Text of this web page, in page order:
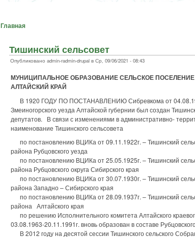
Главная
Тишинский сельсовет
Опубликовано admin-radmin-drupal в Ср, 09/06/2021 - 08:43
МУНИЦИПАЛЬНОЕ ОБРАЗОВАНИЕ СЕЛЬСКОЕ
АЛТАЙСКИЙ КРАЙ
В 1920 ГОДУ ПО ПОСТАНАВЛЕНИЮ Сибревкома от
Змеиногорского уезда Алтайской губернии был создан
депутатов. В связи с изменениями в административно-
наименование Тишинского сельсовета
по постановлению ВЦИКа от 09.11.1922г. – Тишинский
района Рубцовского уезда
по постановлению ВЦИКа от 25.05.1925г. – Тишинский
района Рубцовского округа Сибирского края
по постановлению ВЦИКа от 30.07.1930г. – Тишинский
района Западно – Сибирского края
по постановлению ВЦИКа от 28.09.1937г. – Тишинский
района Алтайского края
по решению Исполнительного комитета Алтайского
03.08.1963-20.11.1991г. вновь образован в составе
В 2012 году на десятой сессии Тишинского сельского